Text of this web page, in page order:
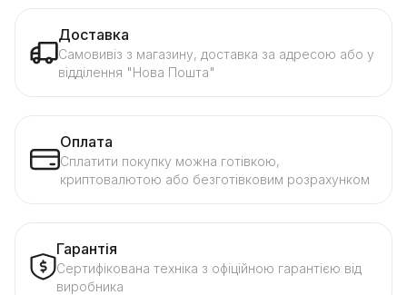
Доставка
Самовивіз з магазину, доставка за адресою або у
відділення "Нова Пошта"
Оплата
Сплатити покупку можна готівкою,
криптовалютою або безготівковим розрахунком
Гарантія
Сертифікована техніка з офіційною гарантією від
виробника